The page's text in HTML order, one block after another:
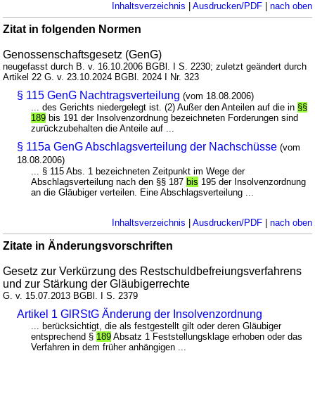
Inhaltsverzeichnis Ausdrucken/PDF| nach oben
Zitat in folgenden Normen
Genossenschaftsgesetz (GenG)
neugefasst durch B. v. 16.10.2006 BGBl. I S. 2230; zuletzt geändert durch
Artikel 22 G. v. 23.10.2024 BGBl. 2024 I Nr. 323
§ 115 GenG Nachtragsverteilung (vom 18.08.2006)
... des Gerichts niedergelegt ist. (2) Außer den Anteilen auf die in §§
189 bis 191 der Insolvenzordnung bezeichneten Forderungen sind
zurückzubehalten die Anteile auf ...
§ 115a GenG Abschlagsverteilung der Nachschüsse (vom
18.08.2006)
... § 115 Abs. 1 bezeichneten Zeitpunkt im Wege der
Abschlagsverteilung nach den §§ 187 bis 195 der Insolvenzordnung
an die Gläubiger verteilen. Eine Abschlagsverteilung ...
Inhaltsverzeichnis Ausdrucken/PDF| nach oben
Zitate in Änderungsvorschriften
Gesetz zur Verkürzung des Restschuldbefreiungsverfahrens
und zur Stärkung der Gläubigerrechte
G. v. 15.07.2013 BGBl. I S. 2379
Artikel 1 GlRStG Änderung der Insolvenzordnung
... berücksichtigt, die als festgestellt gilt oder deren Gläubiger
entsprechend § 189 Absatz 1 Feststellungsklage erhoben oder das
Verfahren in dem früher anhängigen ...